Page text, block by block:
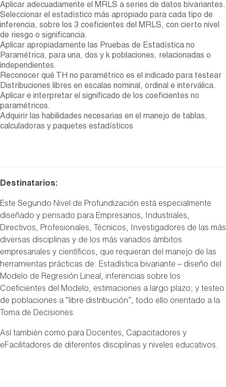
Aplicar adecuadamente el MRLS a series de datos bivariantes.
Seleccionar el estadístico más apropiado para cada tipo de
inferencia, sobre los 3 coeficientes del MRLS, con cierto nivel
de riesgo o significancia.
Aplicar apropiadamente las Pruebas de Estadística no
Paramétrica, para una, dos y k poblaciones, relacionadas o
independientes.
Reconocer qué TH no paramétrico es el indicado para testear
Distribuciones libres en escalas nominal, ordinal e interválica.
Aplicar e interpretar el significado de los coeficientes no
paramétricos.
Adquirir las habilidades necesarias en el manejo de tablas,
calculadoras y paquetes estadísticos
Destinatarios:
Este Segundo Nivel de Profundización está especialmente
diseñado y pensado para Empresarios, Industriales,
Directivos, Profesionales, Técnicos, Investigadores de las más
diversas disciplinas y de los más variados ámbitos
empresariales y científicos, que requieran del manejo de las
herramientas prácticas de: Estadística bivariante – diseño del
Modelo de Regresión Lineal, inferencias sobre los
Coeficientes del Modelo, estimaciones a largo plazo; y testeo
de poblaciones a “libre distribución”, todo ello orientado a la
Toma de Decisiones.
Así también como para Docentes, Capacitadores y
eFacilitadores de diferentes disciplinas y niveles educativos.